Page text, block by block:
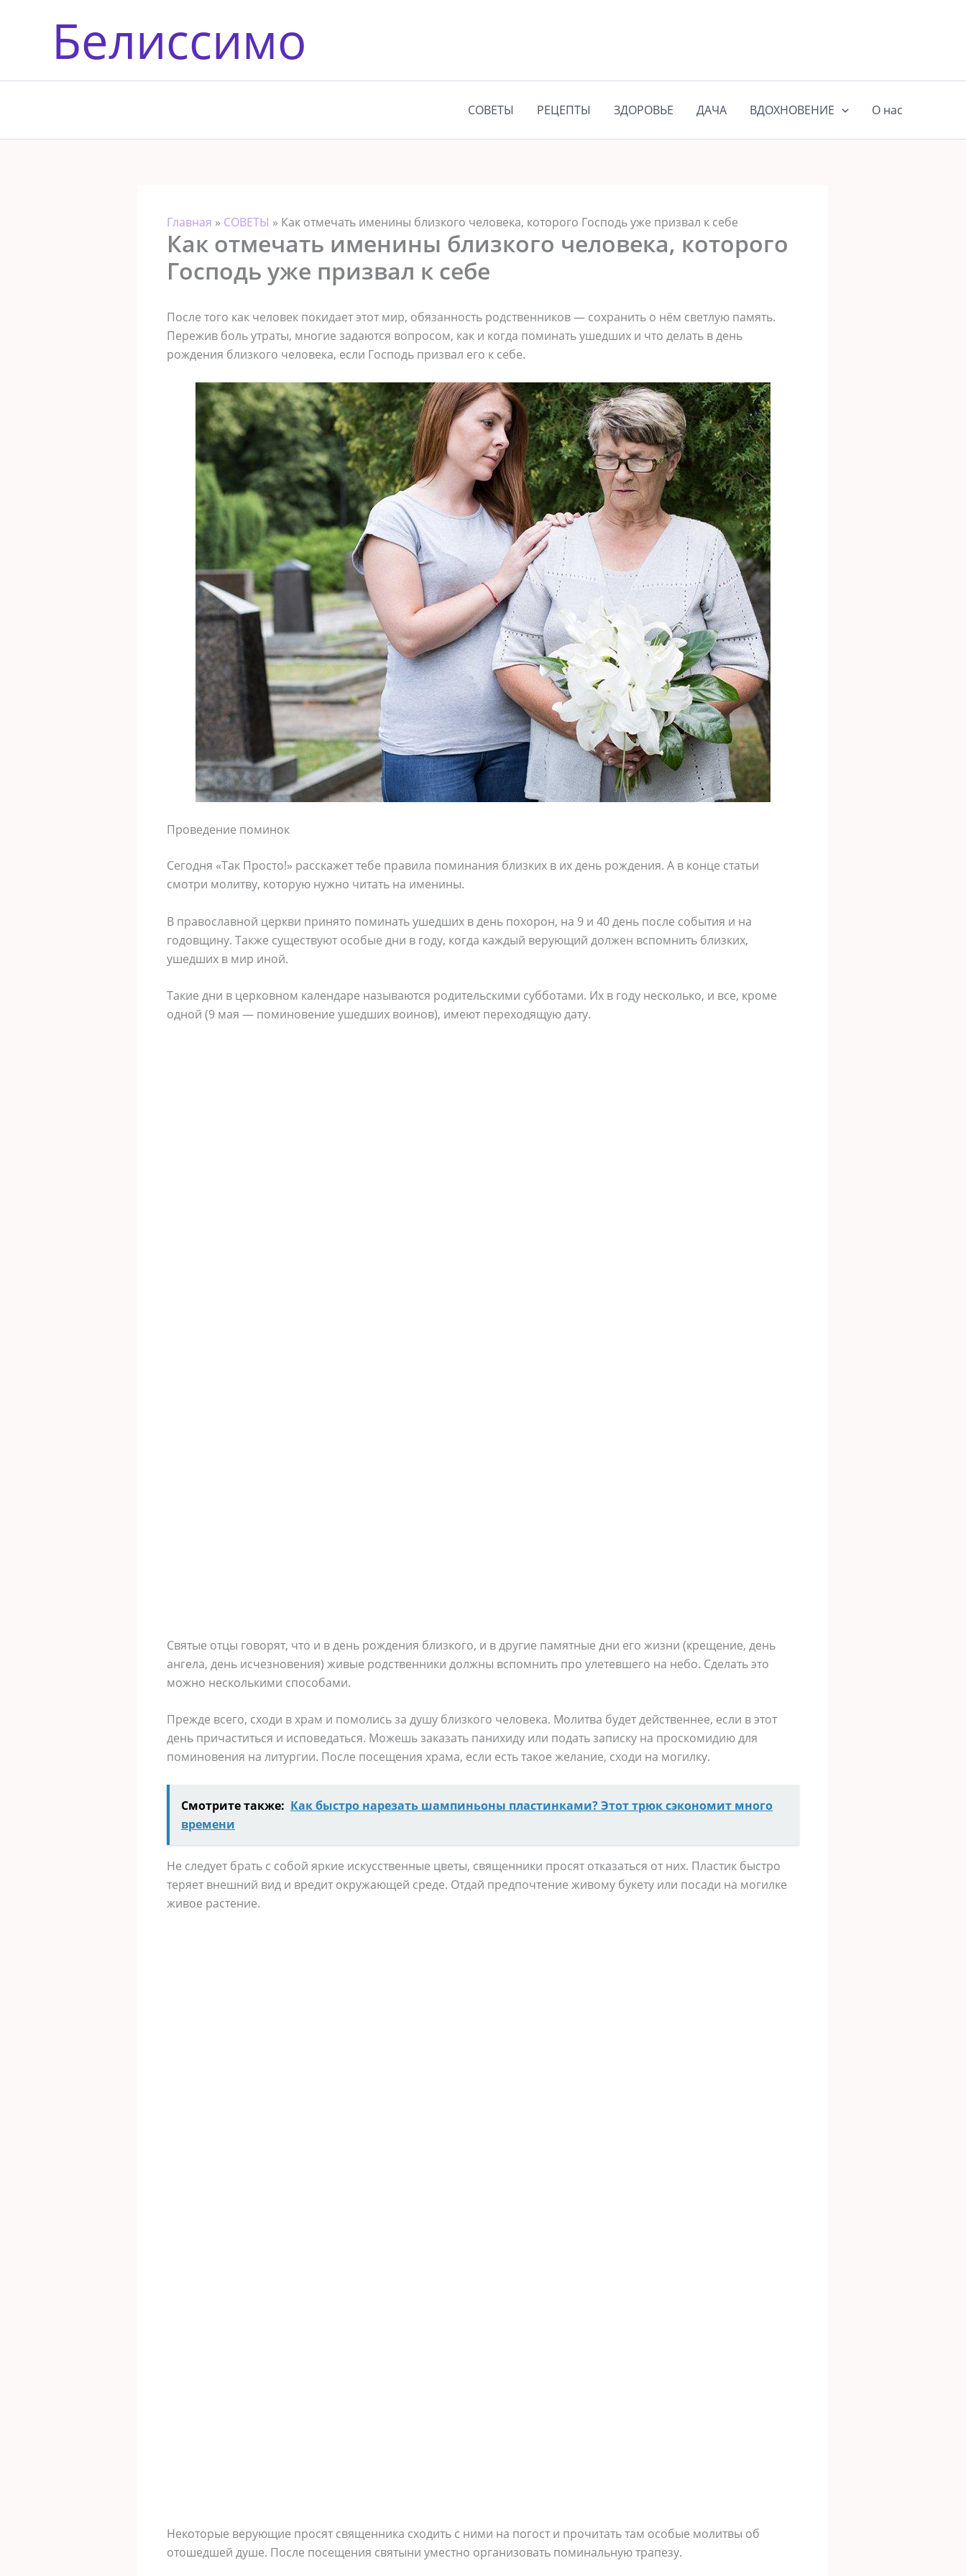
содержимомуБелиссимо
СОВЕТЫ РЕЦЕПТЫ ЗДОРОВЬЕ ДАЧА ВДОХНОВЕНИЕ О нас
Главная » СОВЕТЫ » Как отмечать именины близкого человека, которого Господь уже призвал к себе
Как отмечать именины близкого человека, которого
Господь уже призвал к себе
После того как человек покидает этот мир, обязанность родственников — сохранить о нём светлую память.
Пережив боль утраты, многие задаются вопросом, как и когда поминать ушедших и что делать в день
рождения близкого человека, если Господь призвал его к себе.
Проведение поминок
Сегодня «Так Просто!» расскажет тебе правила поминания близких в их день рождения. А в конце статьи
смотри молитву, которую нужно читать на именины.
В православной церкви принято поминать ушедших в день похорон, на 9 и 40 день после события и на
годовщину. Также существуют особые дни в году, когда каждый верующий должен вспомнить близких,
ушедших в мир иной.
Такие дни в церковном календаре называются родительскими субботами. Их в году несколько, и все, кроме
одной (9 мая — поминовение ушедших воинов), имеют переходящую дату.
Святые отцы говорят, что и в день рождения близкого, и в другие памятные дни его жизни (крещение, день
ангела, день исчезновения) живые родственники должны вспомнить про улетевшего на небо. Сделать это
можно несколькими способами.
Прежде всего, сходи в храм и помолись за душу близкого человека. Молитва будет действеннее, если в этот
день причаститься и исповедаться. Можешь заказать панихиду или подать записку на проскомидию для
поминовения на литургии. После посещения храма, если есть такое желание, сходи на могилку.
Смотрите также: Как быстро нарезать шампиньоны пластинками? Этот трюк сэкономит много
времени
Не следует брать с собой яркие искусственные цветы, священники просят отказаться от них. Пластик быстро
теряет внешний вид и вредит окружающей среде. Отдай предпочтение живому букету или посади на могилке
живое растение.
Некоторые верующие просят священника сходить с ними на погост и прочитать там особые молитвы об
отошедшей душе. После посещения святыни уместно организовать поминальную трапезу.